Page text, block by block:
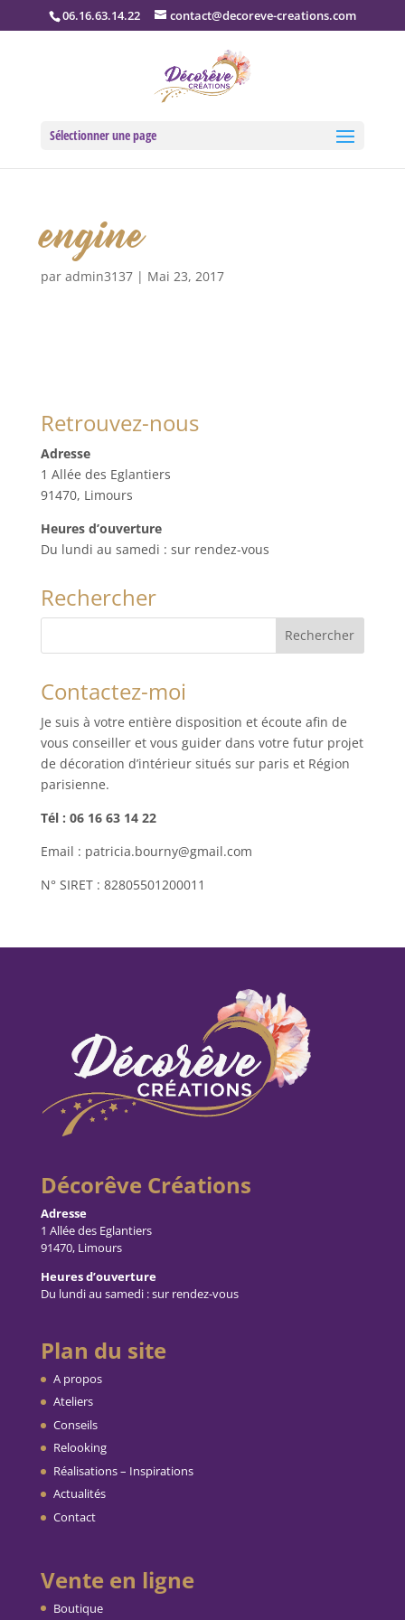
06.16.63.14.22 contact@decoreve-creations.com
Sélectionner une page
engine
par admin3137| Mai 23, 2017
Retrouvez-nous
Adresse
1 Allée des Eglantiers
91470, Limours
Heures d’ouverture
Du lundi au samedi : sur rendez-vous
Rechercher
Contactez-moi
Je suis à votre entière disposition et écoute afin de
vous conseiller et vous guider dans votre futur projet
de décoration d’intérieur situés sur paris et Région
parisienne.
Tél : 06 16 63 14 22
Email : patricia.bourny@gmail.com
N° SIRET : 82805501200011
Décorêve Créations
Adresse
1 Allée des Eglantiers
91470, Limours
Heures d’ouverture
Du lundi au samedi : sur rendez-vous
Plan du site
A propos
Ateliers
Conseils
Relooking
Réalisations – Inspirations
Actualités
Contact
Vente en ligne
Boutique